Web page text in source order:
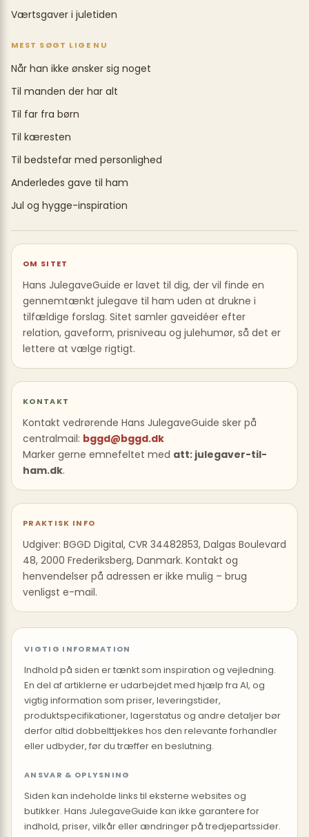
Værtsgaver i juletiden
MEST SØGT LIGE NU
Når han ikke ønsker sig noget
Til manden der har alt
Til far fra børn
Til kæresten
Til bedstefar med personlighed
Anderledes gave til ham
Jul og hygge-inspiration
OM SITET
Hans JulegaveGuide er lavet til dig, der vil finde en
gennemtænkt julegave til ham uden at drukne i
tilfældige forslag. Sitet samler gaveidéer efter
relation, gaveform, prisniveau og julehumør, så det er
lettere at vælge rigtigt.
KONTAKT
Kontakt vedrørende Hans JulegaveGuide sker på
centralmail: bggd@bggd.dk
Marker gerne emnefeltet med att: julegaver-til-
ham.dk.
PRAKTISK INFO
Udgiver: BGGD Digital, CVR 34482853, Dalgas Boulevard
48, 2000 Frederiksberg, Danmark. Kontakt og
henvendelser på adressen er ikke mulig – brug
venligst e-mail.
VIGTIG INFORMATION
Indhold på siden er tænkt som inspiration og vejledning.
En del af artiklerne er udarbejdet med hjælp fra AI, og
vigtig information som priser, leveringstider,
produktspecifikationer, lagerstatus og andre detaljer bør
derfor altid dobbelttjekkes hos den relevante forhandler
eller udbyder, før du træffer en beslutning.
ANSVAR & OPLYSNING
Siden kan indeholde links til eksterne websites og
butikker. Hans JulegaveGuide kan ikke garantere for
indhold, priser, vilkår eller ændringer på tredjepartssider.